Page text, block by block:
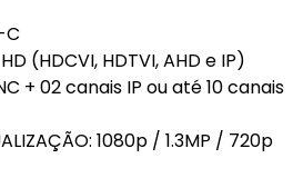
C
(HDCVI, HDTVI, AHD e IP)
+ 02 canais IP ou até 10 canais
1080p / 1.3MP / 720p